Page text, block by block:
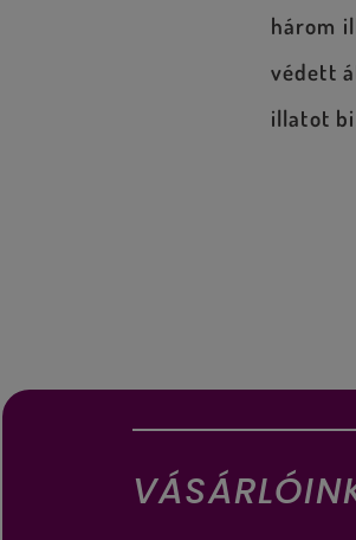
három
védett
illatot